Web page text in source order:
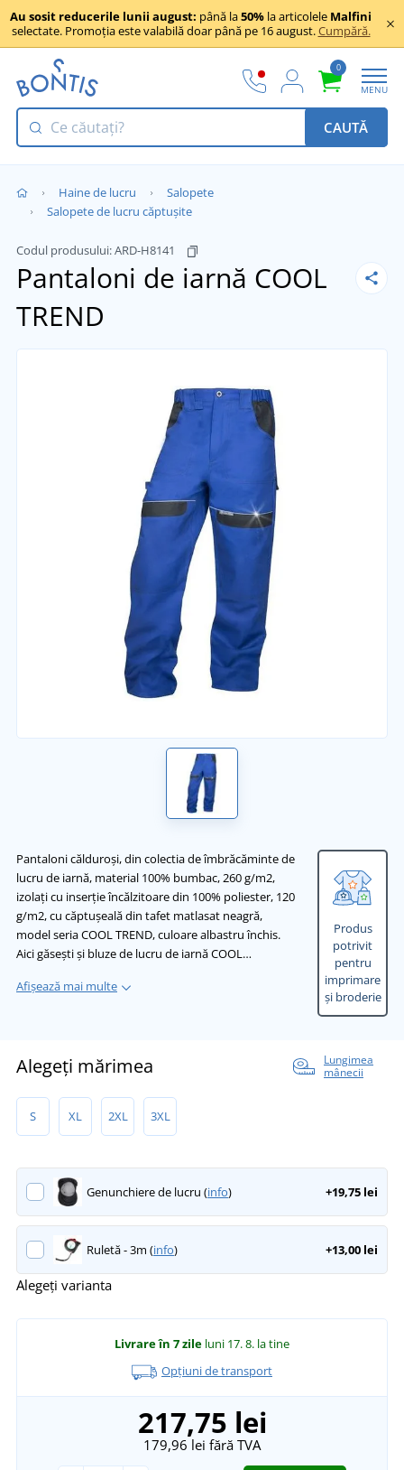
Au sosit reducerile lunii august: până la50% la articolele Malfini
selectate. Promoția este valabilă doar până pe 16 august.Cumpără.
0
MENU
CAUTĂ
Haine de lucru
Salopete
Salopete de lucru căptușite
Codul produsului:ARD-H8141
Pantaloni de iarnă COOL
TREND
Pantaloni călduroși, din colectia de îmbrăcăminte de
lucru de iarnă, material 100% bumbac, 260 g/m2,
izolați cu inserție încălzitoare din 100% poliester, 120
g/m2, cu căptușeală din tafet matlasat neagră,
model seria COOL TREND, culoare albastru închis.
Aici găsești și bluze de lucru de iarnă COOL…
Afișează mai multe
Produs
potrivit
pentru
imprimare
și broderie
Alegeți mărimea
Lungimea
mânecii
S XL 2XL 3XL
Genunchiere de lucru (info) +19,75 lei
Ruletă - 3m (info) +13,00 lei
Alegeți varianta
Livrare în 7 zile luni 17. 8. la tine
Opțiuni de transport
217,75 lei
179,96 lei fără TVA